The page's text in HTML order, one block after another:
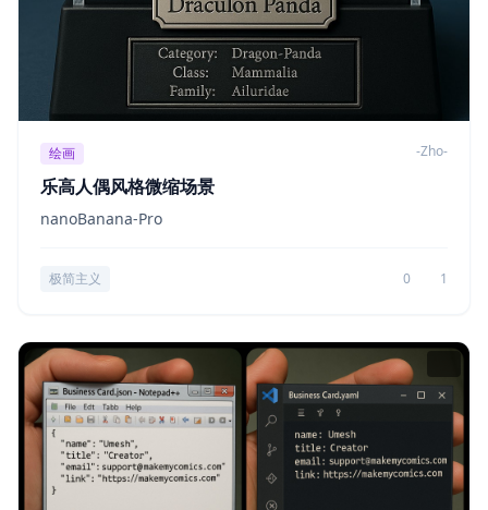
绘画 -Zho-
乐高人偶风格微缩场景
nanoBanana-Pro
极简主义 0 1